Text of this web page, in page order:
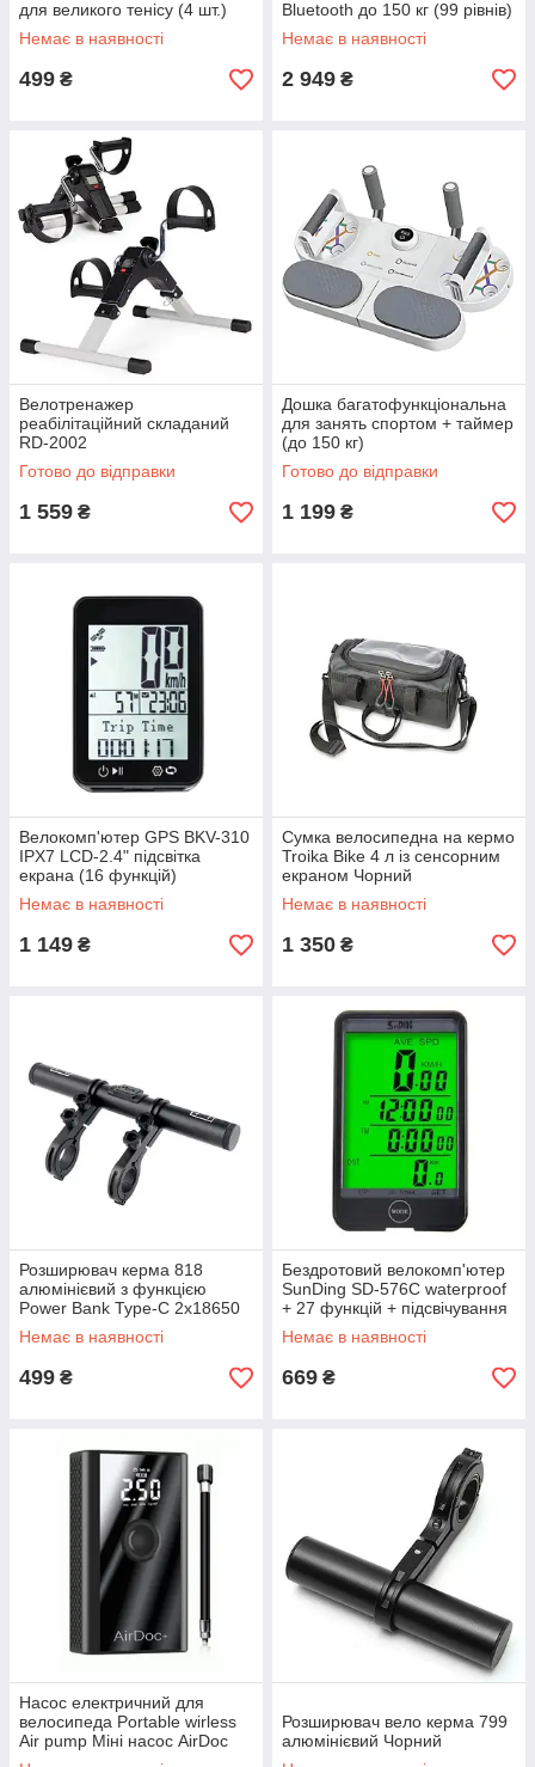
для великого тенісу (4 шт.)
Немає в наявності
499 ₴
Bluetooth до 150 кг (99 рівнів)
з еспандерами Чорний
Немає в наявності
2 949 ₴
Велотренажер
реабілітаційний складаний
RD-2002
Готово до відправки
1 559 ₴
Дошка багатофункціональна
для занять спортом + таймер
(до 150 кг)
Готово до відправки
1 199 ₴
Велокомп'ютер GPS BKV-310
IPX7 LCD-2.4" підсвітка
екрана (16 функцій)
Немає в наявності
1 149 ₴
Сумка велосипедна на кермо
Troika Bike 4 л із сенсорним
екраном Чорний
Немає в наявності
1 350 ₴
Розширювач керма 818
алюмінієвий з функцією
Power Bank Type-C 2x18650
Немає в наявності
499 ₴
Бездротовий велокомп'ютер
SunDing SD-576C waterproof
+ 27 функцій + підсвічування
2.5 дюйм
Немає в наявності
669 ₴
Насос електричний для
велосипеда Portable wirless
Air pump Міні насос AirDoc
Розширювач вело керма 799
алюмінієвий Чорний